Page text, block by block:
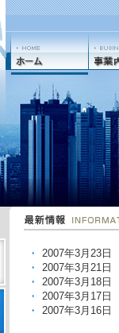
2007年3月23日
2007年3月21日
2007年3月18日
2007年3月17日
2007年3月16日